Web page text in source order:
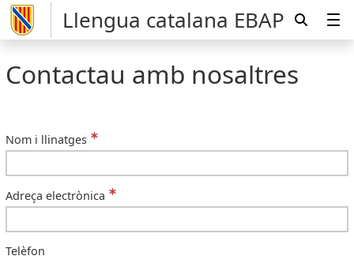
Llengua catalana EBAP
Contactau amb nosaltres
Nom i llinatges
Adreça electrònica
Telèfon